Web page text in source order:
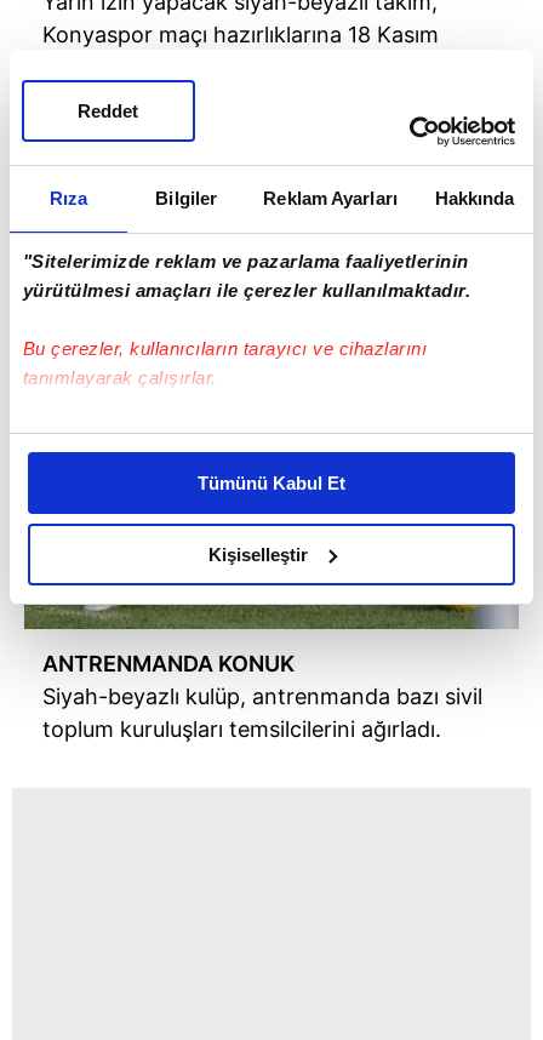
Rıza Bilgiler Reklam Ayarları Hakkında
"Sitelerimizde reklam ve pazarlama faaliyetlerinin
yürütülmesi amaçları ile çerezler kullanılmaktadır.
Bu çerezler, kullanıcıların tarayıcı ve cihazlarını
tanımlayarak çalışırlar.
Bu çerezlere izin vermeniz halinde sizlere özel
daha iyi reklam deneyimi yaşatabiliriz. Bunu yaparken
amacımızın size daha iyi bir reklam deneyimi sunmak
olduğunu ve sizlere en iyi içerikleri sunabilmek adına
elimizden gelen çabayı gösterdiğimizi ve bu noktada,
reklamların maliyetlerimizi karşılamak noktasında tek gelir
Her halükârda, kullanıcılar, bu çerezlere izin vermedikleri
takdirde, kullanıcılara hedefli reklamlar
Tümünü Kabul Et
Kişiselleştir
Reddet
Konyaspor maçı hazırlıklarına 18 Kasım
antrenmanla devam edecek.
ANTRENMANDA KONUK
Siyah-beyazlı kulüp, antrenmanda bazı sivil
toplum kuruluşları temsilcilerini ağırladı.